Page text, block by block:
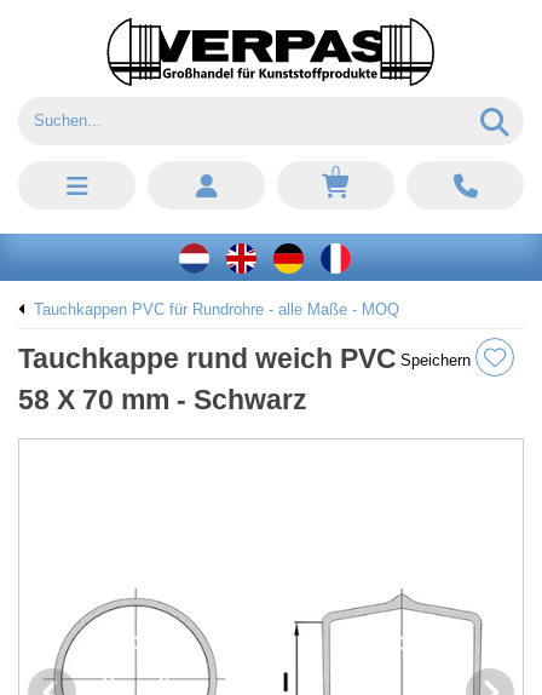
0
Tauchkappen PVC für Rundrohre - alle Maße - MOQ
Tauchkappe rund weich PVC
58 X 70 mm - Schwarz
Speichern